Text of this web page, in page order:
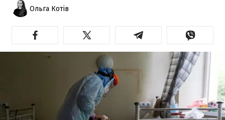
Ольга Котів